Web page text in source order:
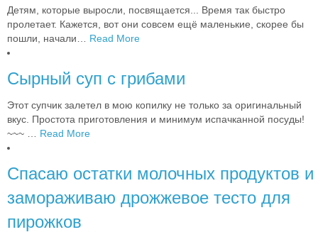
Детям, которые выросли, посвящается... Время так быстро
пролетает. Кажется, вот они совсем ещё маленькие, скорее бы
пошли, начали
Read More
Сырный суп с грибами
Этот супчик залетел в мою копилку не только за оригинальный
вкус. Простота приготовления и минимум испачканной посуды!
~~~
Read More
Спасаю остатки молочных продуктов и
замораживаю дрожжевое тесто для
пирожков